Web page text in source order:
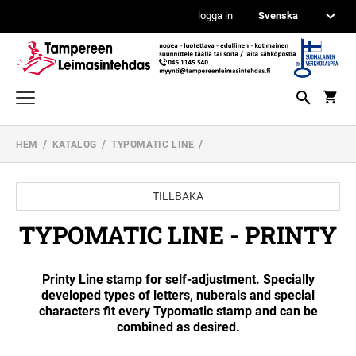
logga in
KONTORSTÄMPLAR
TRODAT PRINTY LINE STÄMPLAR EGEN
UTFORMNING
PROFESSIONAL LINE DATUMSTÄMPLAR
PROFESSIONAL LINE SIFFER- +
STANDARDSTÄMPLAR
PRINTY LINE DATUMSTÄMPLAR EGEN
ISPM 15 STÄMPLAR
REKTANGULÄR TRE STÄMPLAR
TRÄSTÄMPLAR I LAGER
FICKSTÄMPLAR
REINER STÄMPLAR
HEM KATALOG TYPOMATIC LINE
TILLBAKA
TYPOMATIC LINE - PRINTY
Printy Line stamp for self-adjustment. Specially
developed types of letters, nuberals and special
characters fit every Typomatic stamp and can be
combined as desired.